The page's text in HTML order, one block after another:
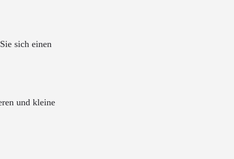
sich einen
und kleine